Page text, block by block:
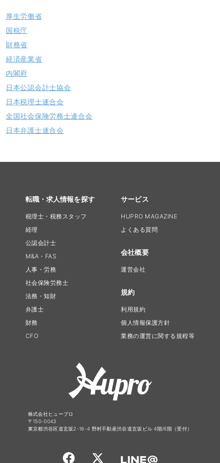
厚生労働省
国税庁
財務省
経済産業省
内閣府
日本公認会計士協会
日本税理士連合会
全国社会保険労務士連合会
日本弁護士連合会
転職・求人情報を探す
税理士・税務スタッフ
経理
公認会計士
M&A・FAS
人事・労務
社会保険労務士
法務・知財
弁護士
財務
CFO
サービス
HUPRO MAGAZINE
よくある質問
会社概要
運営会社
規約
利用規約
個人情報保護方針
業務の運営に関する規程等
株式会社ヒュープロ
〒150-0043
東京都渋谷区道玄坂2-16-4 野村不動産渋谷道玄坂ビル 4階/6階（受付）